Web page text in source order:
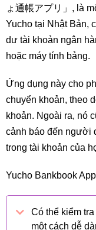
ょ通帳アプリ」, là
Yucho tại Nhật Bản,
dư tài khoản ngân
hoặc máy tính bảng.
Ứng dụng này cho
chuyển khoản, theo
khoản. Ngoài ra, nó
cảnh báo đến người
trong tài khoản của
Yucho Bankbook
Có thể kiểm
một cách dễ